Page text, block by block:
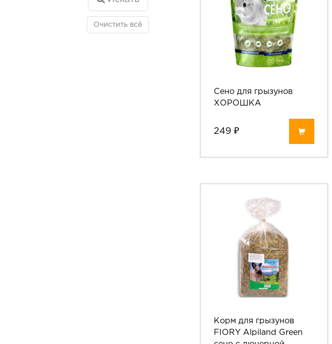
Очистить всё
Сено для грызунов
ХОРОШКА
249 ₽
Корм для грызунов
FIORY Alpiland Green